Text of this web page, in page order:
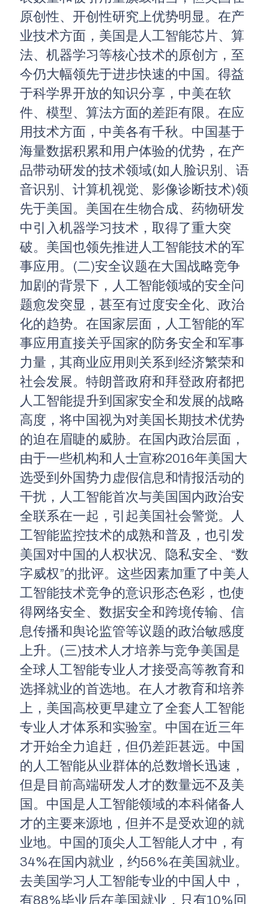
原创性、开创性研究上优势明显。在产
业技术方面，美国是人工智能芯片、算
法、机器学习等核心技术的原创方，至
今仍大幅领先于进步快速的中国。得益
于科学界开放的知识分享，中美在软
件、模型、算法方面的差距有限。在应
用技术方面，中美各有千秋。中国基于
海量数据积累和用户体验的优势，在产
品带动研发的技术领域(如人脸识别、语
音识别、计算机视觉、影像诊断技术)领
先于美国。美国在生物合成、药物研发
中引入机器学习技术，取得了重大突
破。美国也领先推进人工智能技术的军
事应用。(二)安全议题在大国战略竞争
加剧的背景下，人工智能领域的安全问
题愈发突显，甚至有过度安全化、政治
化的趋势。在国家层面，人工智能的军
事应用直接关乎国家的防务安全和军事
力量，其商业应用则关系到经济繁荣和
社会发展。特朗普政府和拜登政府都把
人工智能提升到国家安全和发展的战略
高度，将中国视为对美国长期技术优势
的迫在眉睫的威胁。在国内政治层面，
由于一些机构和人士宣称2016年美国大
选受到外国势力虚假信息和情报活动的
干扰，人工智能首次与美国国内政治安
全联系在一起，引起美国社会警觉。人
工智能监控技术的成熟和普及，也引发
美国对中国的人权状况、隐私安全、“数
字威权”的批评。这些因素加重了中美人
工智能技术竞争的意识形态色彩，也使
得网络安全、数据安全和跨境传输、信
息传播和舆论监管等议题的政治敏感度
上升。(三)技术人才培养与竞争美国是
全球人工智能专业人才接受高等教育和
选择就业的首选地。在人才教育和培养
上，美国高校更早建立了全套人工智能
专业人才体系和实验室。中国在近三年
才开始全力追赶，但仍差距甚远。中国
的人工智能从业群体的总数增长迅速，
但是目前高端研发人才的数量远不及美
国。中国是人工智能领域的本科储备人
才的主要来源地，但并不是受欢迎的就
业地。中国的顶尖人工智能人才中，有
34%在国内就业，约56%在美国就业。
去美国学习人工智能专业的中国人中，
有88%毕业后在美国就业，只有10%回